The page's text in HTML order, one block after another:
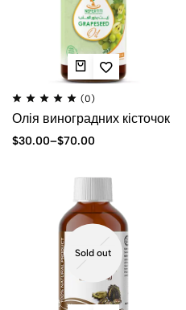
(0)
Олія виноградних кісточок
$30.00–$70.00
Sold out